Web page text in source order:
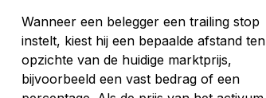
Wanneereen beleggereentrailingstop
instelt, kiest hijeen bepaaldeafstandten
opzichtevande huidige marktprijs,
bijvoorbeeldeenvast bedragofeen